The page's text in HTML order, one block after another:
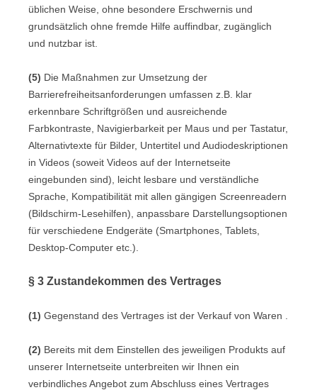
üblichen Weise, ohne besondere Erschwernis und
grundsätzlich ohne fremde Hilfe auffindbar, zugänglich
und nutzbar ist.
(5) Die Maßnahmen zur Umsetzung der
Barrierefreiheitsanforderungen umfassen z.B. klar
erkennbare Schriftgrößen und ausreichende
Farbkontraste, Navigierbarkeit per Maus und per Tastatur,
Alternativtexte für Bilder, Untertitel und Audiodeskriptionen
in Videos (soweit Videos auf der Internetseite
eingebunden sind), leicht lesbare und verständliche
Sprache, Kompatibilität mit allen gängigen Screenreadern
(Bildschirm-Lesehilfen), anpassbare Darstellungsoptionen
für verschiedene Endgeräte (Smartphones, Tablets,
Desktop-Computer etc.).
§ 3 Zustandekommen des Vertrages
(1) Gegenstand des Vertrages ist der Verkauf von Waren
(2) Bereits mit dem Einstellen des jeweiligen Produkts auf
unserer Internetseite unterbreiten wir Ihnen ein
verbindliches Angebot zum Abschluss eines Vertrages